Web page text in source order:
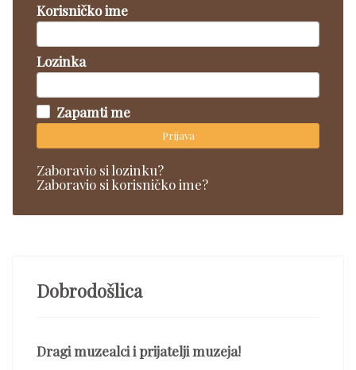
Korisničko ime
Lozinka
Zapamti me
Prijava
Zaboravio si lozinku?
Zaboravio si korisničko ime?
Dobrodošlica
Dragi muzealci i prijatelji muzeja!